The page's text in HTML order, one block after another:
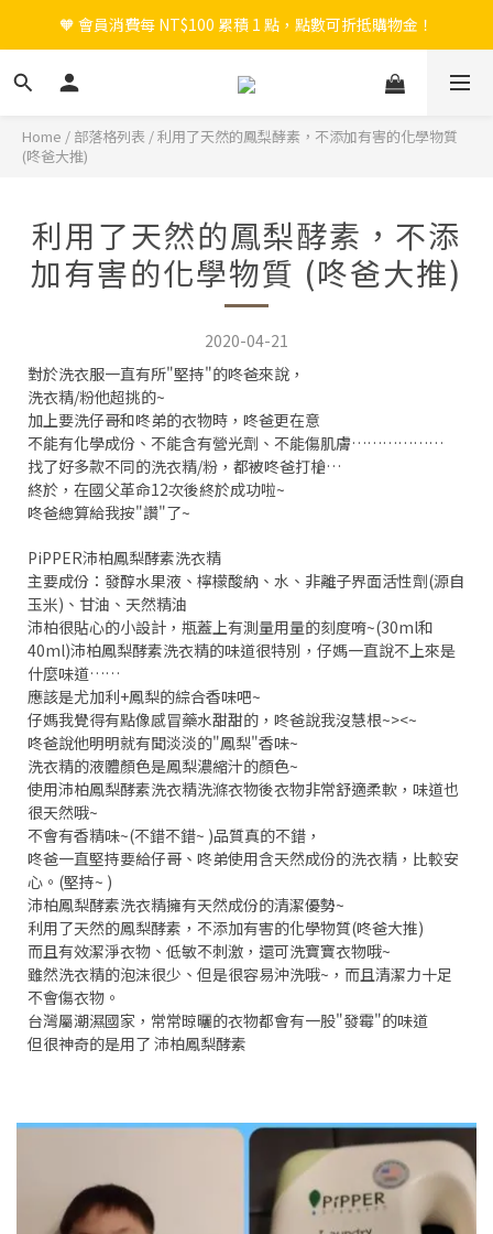
🎉 新會員註冊立即送 $200 購物金＋首購免運！
🧡 會員消費每 NT$100 累積 1 點，點數可折抵購物金！
🎉 新會員註冊立即送 $200 購物金＋首購免運！
Home / 部落格列表 /利用了天然的鳳梨酵素，不添加有害的化學物質
(咚爸大推)
利用了天然的鳳梨酵素，不添
加有害的化學物質 (咚爸大推)
2020-04-21
對於洗衣服一直有所"堅持"的咚爸來說，
洗衣精/粉他超挑的~
加上要洗仔哥和咚弟的衣物時，咚爸更在意
不能有化學成份、不能含有營光劑、不能傷肌膚………………
找了好多款不同的洗衣精/粉，都被咚爸打槍…
終於，在國父革命12次後終於成功啦~
咚爸總算給我按"讚"了~
PiPPER沛柏鳳梨酵素洗衣精
主要成份：發醇水果液、檸檬酸納、水、非離子界面活性劑(源自
玉米)、甘油、天然精油
沛柏很貼心的小設計，瓶蓋上有測量用量的刻度唷~(30ml和
40ml)沛柏鳳梨酵素洗衣精的味道很特別，仔媽一直說不上來是
什麼味道……
應該是尤加利+鳳梨的綜合香味吧~
仔媽我覺得有點像感冒藥水甜甜的，咚爸說我沒慧根~><~
咚爸說他明明就有聞淡淡的"鳳梨"香味~
洗衣精的液體顏色是鳳梨濃縮汁的顏色~
使用沛柏鳳梨酵素洗衣精洗滌衣物後衣物非常舒適柔軟，味道也
很天然哦~
不會有香精味~(不錯不錯~ )品質真的不錯，
咚爸一直堅持要給仔哥、咚弟使用含天然成份的洗衣精，比較安
心。(堅持~ )
沛柏鳳梨酵素洗衣精擁有天然成份的清潔優勢~
利用了天然的鳳梨酵素，不添加有害的化學物質(咚爸大推)
而且有效潔淨衣物、低敏不刺激，還可洗寶寶衣物哦~
雖然洗衣精的泡沫很少、但是很容易沖洗哦~，而且清潔力十足
不會傷衣物。
台灣屬潮濕國家，常常晾曬的衣物都會有一股"發霉"的味道
但很神奇的是用了 沛柏鳳梨酵素